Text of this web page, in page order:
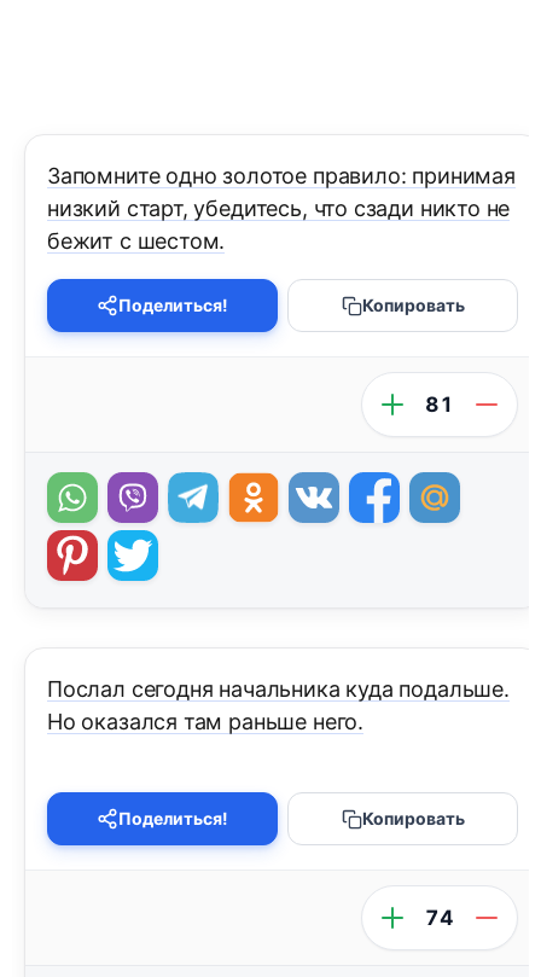
Запомните одно золотое правило: принимая
низкий старт, убедитесь, что сзади никто не
бежит с шестом.
Поделиться! Копировать
81
Послал сегодня начальника куда подальше.
Но оказался там раньше него.
Поделиться! Копировать
74